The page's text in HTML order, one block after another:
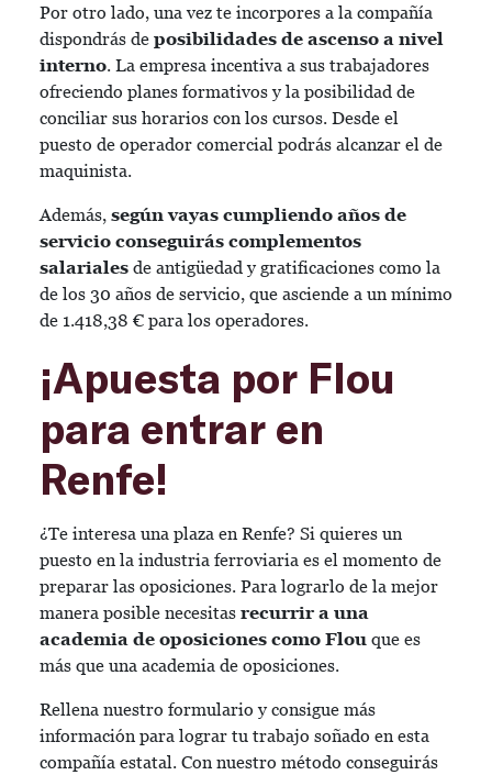
Por otro lado, una vez te incorpores a la compañía
dispondrás de posibilidades de ascenso a nivel
interno. La empresa incentiva a sus trabajadores
ofreciendo planes formativos y la posibilidad de
conciliar sus horarios con los cursos. Desde el
puesto de operador comercial podrás alcanzar el de
maquinista.
Además, según vayas cumpliendo años de
servicio conseguirás complementos
salariales de antigüedad y gratificaciones como la
de los 30 años de servicio, que asciende a un mínimo
de 1.418,38 € para los operadores.
¡Apuesta por Flou
para entrar en
Renfe!
¿Te interesa una plaza en Renfe? Si quieres un
puesto en la industria ferroviaria es el momento de
preparar las oposiciones. Para lograrlo de la mejor
manera posible necesitas recurrir a una
academia de oposiciones como Flou que es
más que una academia de oposiciones.
Rellena nuestro formulario y consigue más
información para lograr tu trabajo soñado en esta
compañía estatal. Con nuestro método conseguirás